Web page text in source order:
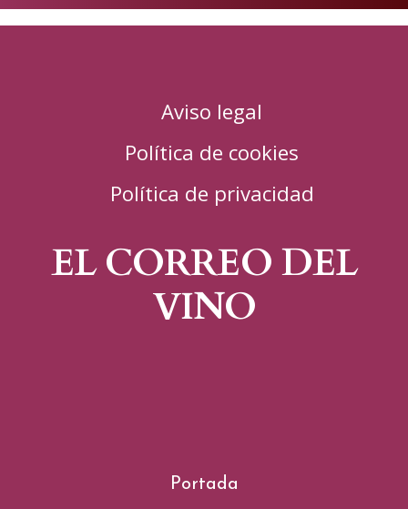
Aviso legal
Política de cookies
Política de privacidad
EL CORREO DEL
VINO
Portada